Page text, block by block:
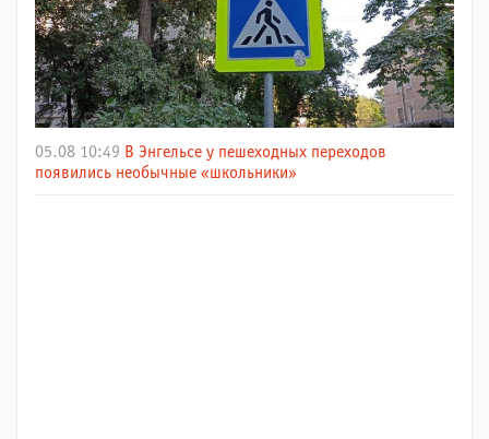
05.08 10:49 В Энгельсе у пешеходных переходов
появились необычные «школьники»